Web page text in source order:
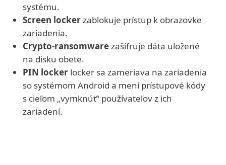
systému.
Screen lockerzablokuje prístup k obrazovke
zariadenia.
Crypto-ransomwarezašifruje dáta uložené
na disku obete.
PIN locker locker sa zameriava na zariadenia
so systémom Android a mení prístupové kódy
s cieľom „vymknúť“ používateľov z ich
zariadení.